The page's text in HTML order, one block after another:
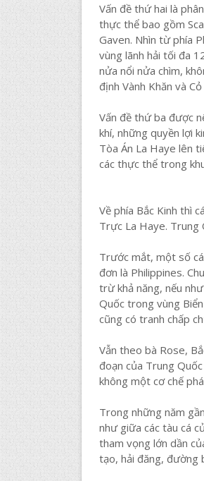
Vấn đề thứ hai là
thực thể bao gồm
Gaven. Nhìn từ phía
vùng lãnh hải tối đa
nửa nổi nửa chìm,
định Vành Khăn và
Vấn đề thứ ba được
khí, những quyền lợi
Tòa Án La Haye lên
các thực thể trong
Về phía Bắc Kinh thì
Trực La Haye. Trung
Trước mắt, một số
đơn là Philippines.
trừ khả năng, nếu
Quốc trong vùng
cũng có tranh chấp
Vẫn theo bà Rose,
đoạn của Trung
không một cơ chế
Trong những năm
như giữa các tàu cá
tham vọng lớn dần
tạo, hải đăng, đường